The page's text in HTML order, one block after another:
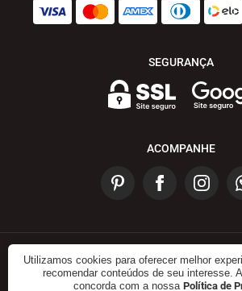
SEGURANÇA
ACOMPANHE
© 2023 - In House Decor . Todos os
Utilizamos cookies para oferecer melhor
recomendar conteúdos de seu interesse.
concorda com a nossa Política de